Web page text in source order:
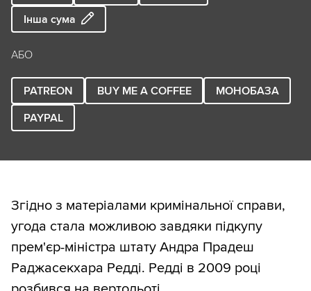
Інша сума
АБО
PATREON BUY ME A COFFEE
МОНОБАЗА
PAYPAL
Згідно з матеріалами кримінальної справи,
угода стала можливою завдяки підкупу
прем'єр-міністра штату Андра Прадеш
Раджасекхара Редді. Редді в 2009 році